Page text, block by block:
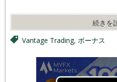
続きを
Vantage Trading, ボーナス